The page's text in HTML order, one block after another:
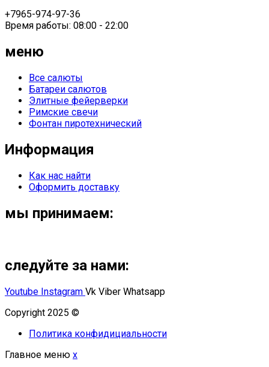
+7965-974-97-36
Время работы: 08:00 - 22:00
меню
Все салюты
Батареи салютов
Элитные фейерверки
Римские свечи
Фонтан пиротехнический
Информация
Как нас найти
Оформить доставку
мы принимаем:
следуйте за нами:
Youtube Instagram Vk Viber Whatsapp
Copyright 2025 ©
Политика конфидициальности
Главное меню x